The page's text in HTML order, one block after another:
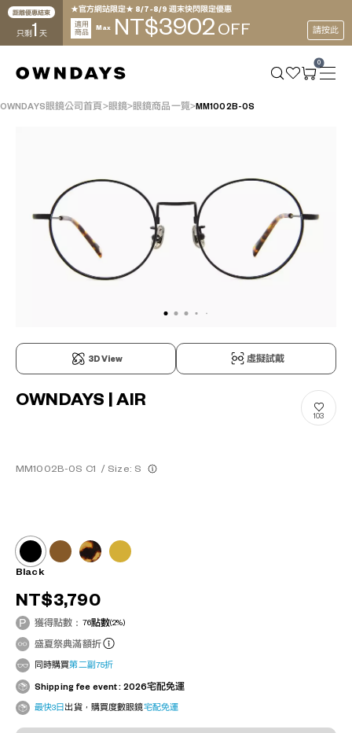
距離優惠結束
只剩1 天
★官方網站限定★ 8/7~8/9 週末快閃限定優惠
適用
商品
Max NT$3902 OFF 請按此
0
OWNDAYS眼鏡公司首頁 眼鏡 眼鏡商品一覽 MM1002B-0S
3D View 虛擬試戴
OWNDAYS | AIR
MM1002B-0S C1 / Size: S
103
Black
NT$3,790
獲得點數： 76點數(2%)
盛夏祭典滿額折
同時購買第二副75折
Shipping fee event : 2026宅配免運
最快3日 出貨，購買度數眼鏡宅配免運